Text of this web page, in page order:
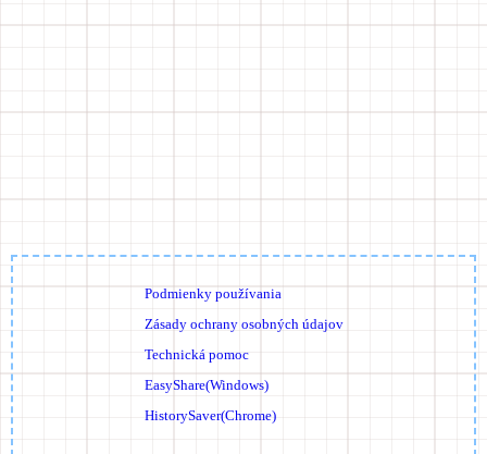
Podmienky používania
Zásady ochrany osobných údajov
Technická pomoc
EasyShare(Windows)
HistorySaver(Chrome)